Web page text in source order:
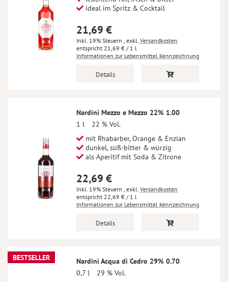
ideal im Spritz & Cocktail
21,69 €
Inkl. 19% Steuern , exkl. Versandkosten
21,69 € / 1 l
Informationen zur Lebensmittel Kennzeichnung
Details
Nardini Mezzo e Mezzo 22% 1.00
1 l
22 % Vol.
mit Rhabarber, Orange & Enzian
dunkel, süß-bitter & würzig
als Aperitif mit Soda & Zitrone
22,69 €
Inkl. 19% Steuern , exkl. Versandkosten
22,69 € / 1 l
Informationen zur Lebensmittel Kennzeichnung
Details
BESTSELLER
Nardini Acqua di Cedro 29% 0.70
0,7 l
29 % Vol.